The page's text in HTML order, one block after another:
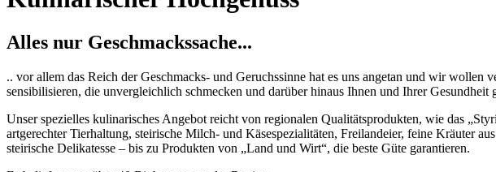
Alles nur Geschmackssache...
.. vor allem das Reich der Geschmacks- und Geruchssinne hat es uns angetan und wir
sensibilisieren, die unvergleichlich schmecken und darüber hinaus Ihnen und Ihrer Gesundheit
Unser spezielles kulinarisches Angebot reicht von regionalen Qualitätsprodukten, wie das
artgerechter Tierhaltung, steirische Milch- und Käsespezialitäten, Freilandeier, feine Kräuter
steirische Delikatesse – bis zu Produkten von „Land und Wirt“, die beste Güte garantieren.